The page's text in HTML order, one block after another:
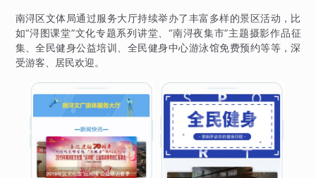
南浔区文体局通过服务大厅持续举办了丰富多样的景区活动，比
如“浔图课堂”文化专题系列讲堂、“南浔夜集市”主题摄影作品征
集、全民健身公益培训、全民健身中心游泳馆免费预约等等，深
受游客、居民欢迎。